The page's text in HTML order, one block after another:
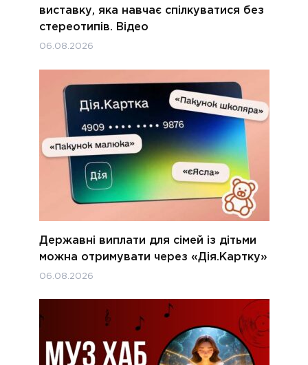
виставку, яка навчає спілкуватися без
стереотипів. Відео
06.08.2026
Державні виплати для сімей із дітьми
можна отримувати через «Дія.Картку»
06.08.2026